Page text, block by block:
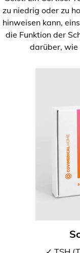
zu niedrig oder zu
hinweisen kann,
die Funktion der
darüber, wie